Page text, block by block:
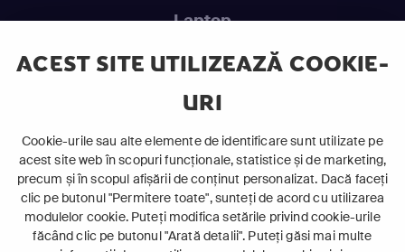
ACEST SITE UTILIZEAZĂ COOKIE-
URI
Cookie-urile sau alte elemente de identificare sunt utilizate pe
acest site web în scopuri funcționale, statistice și de marketing,
precum și în scopul afișării de conținut personalizat. Dacă faceți
clic pe butonul "Permitere toate", sunteți de acord cu utilizarea
modulelor cookie. Puteți modifica setările privind cookie-urile
făcând clic pe butonul "Arată detalii". Puteți găsi mai multe
Laptop
ABONEAZĂ-TE ACUM
Cerințe de sistem